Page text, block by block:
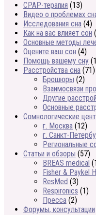
CPAP-терапия (13)
Видео о проблемах
Исследования сна (4)
Как на вас влияет сон
Основные методы
Оцените ваш сон (4)
Помощь вашему сну
Расстройства сна (71)
Брошюры (2)
Взаимосвязи
Другие
Основные
Сомнологические
г. Москва (12)
г. Санкт-
Региональные
Статьи и обзоры (57)
BREAS medical
Fisher & Paykel
ResMed (3)
Respironics (1)
Пресса (2)
Форумы, консультации